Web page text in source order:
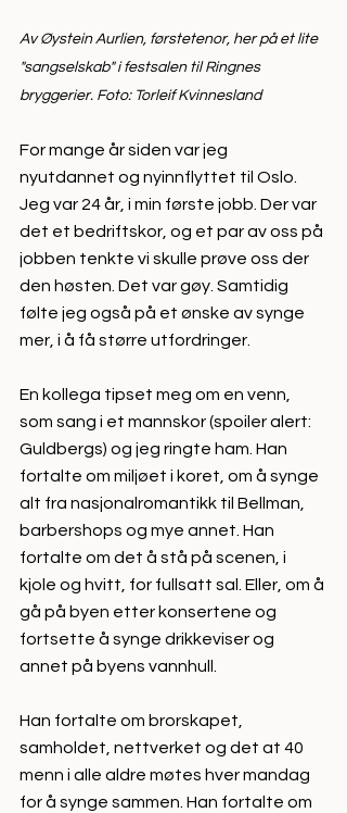
Av Øystein Aurlien, førstetenor, her på et lite
"sangselskab" i festsalen til Ringnes
bryggerier. Foto: Torleif Kvinnesland
For mange år siden var jeg
nyutdannet og nyinnflyttet til Oslo.
Jeg var 24 år, i min første jobb. Der var
det et bedriftskor, og et par av oss på
jobben tenkte vi skulle prøve oss der
den høsten. Det var gøy. Samtidig
følte jeg også på et ønske av synge
mer, i å få større utfordringer.
En kollega tipset meg om en venn,
som sang i et mannskor (spoiler alert:
Guldbergs) og jeg ringte ham. Han
fortalte om miljøet i koret, om å synge
alt fra nasjonalromantikk til Bellman,
barbershops og mye annet. Han
fortalte om det å stå på scenen, i
kjole og hvitt, for fullsatt sal. Eller, om å
gå på byen etter konsertene og
fortsette å synge drikkeviser og
annet på byens vannhull.
Han fortalte om brorskapet,
samholdet, nettverket og det at 40
menn i alle aldre møtes hver mandag
for å synge sammen. Han fortalte om